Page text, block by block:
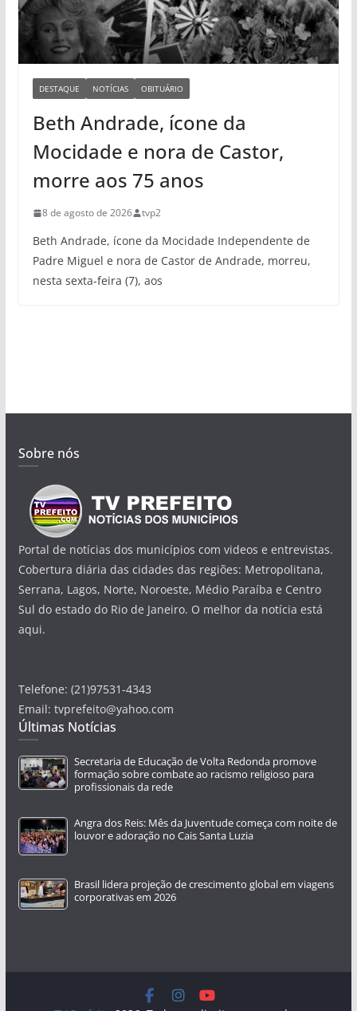
DESTAQUE NOTÍCIAS OBITUÁRIO
Beth Andrade, ícone da
Mocidade e nora de Castor,
morre aos 75 anos
8 de agosto de 2026 tvp2
Beth Andrade, ícone da Mocidade Independente de
Padre Miguel e nora de Castor de Andrade, morreu,
nesta sexta-feira (7), aos
Sobre nós
Portal de notícias dos municípios com videos e entrevistas.
Cobertura diária das cidades das regiões: Metropolitana,
Serrana, Lagos, Norte, Noroeste, Médio Paraíba e Centro
Sul do estado do Rio de Janeiro. O melhor da notícia está
aqui.
Telefone: (21)97531-4343
Email: tvprefeito@yahoo.com
Últimas Notícias
Secretaria de Educação de Volta Redonda promove
formação sobre combate ao racismo religioso para
profissionais da rede
Angra dos Reis: Mês da Juventude começa com noite de
louvor e adoração no Cais Santa Luzia
Brasil lidera projeção de crescimento global em viagens
corporativas em 2026